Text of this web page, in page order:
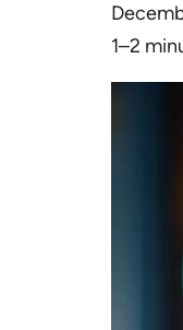
1–2